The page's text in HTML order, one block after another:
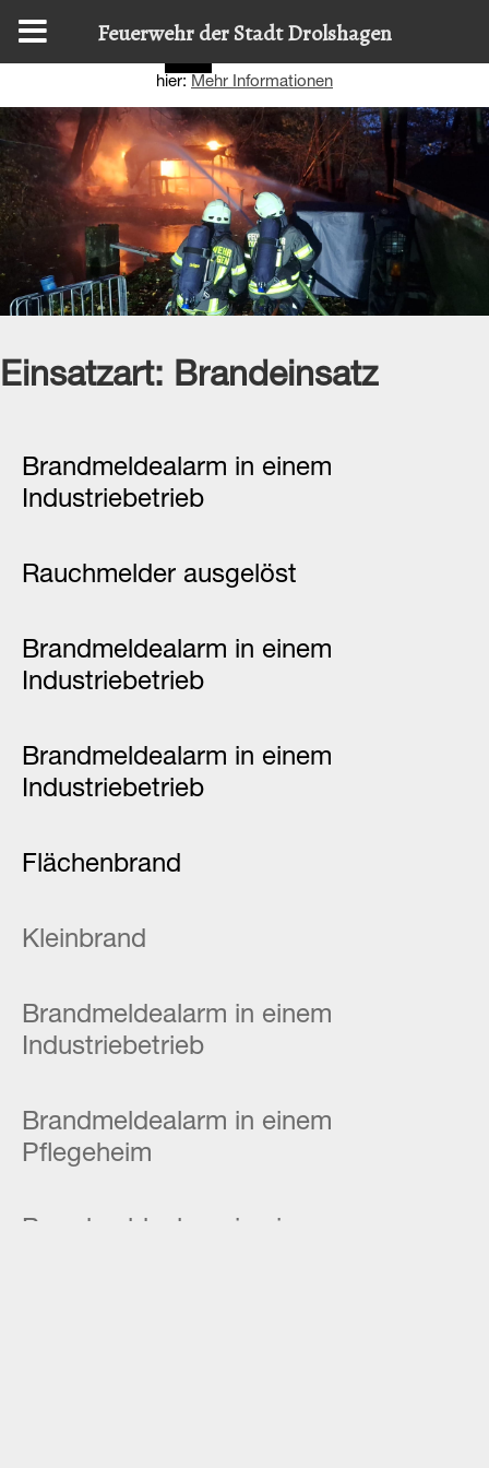
Einsatzart: Brandeinsatz
Brandmeldealarm in einem
Industriebetrieb
Rauchmelder ausgelöst
Brandmeldealarm in einem
Industriebetrieb
Brandmeldealarm in einem
Industriebetrieb
Flächenbrand
Kleinbrand
Brandmeldealarm in einem
Industriebetrieb
Brandmeldealarm in einem
Pflegeheim
Diese Website nutzt Cookies, um bestmögliche Funktionalität
hier: Mehr Informationen
Feuerwehr der Stadt Drolshagen